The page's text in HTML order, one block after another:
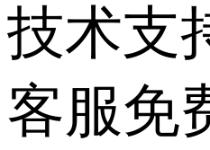
技术支
客服免